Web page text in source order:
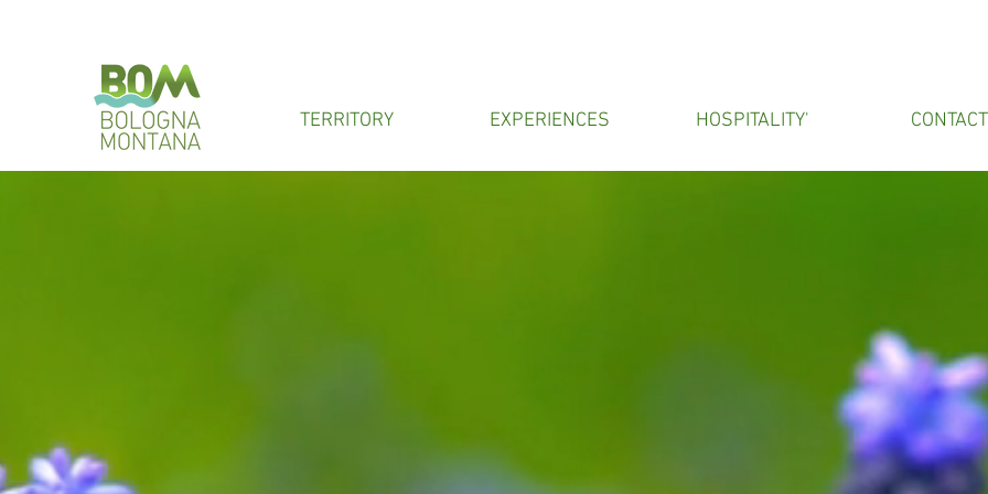
TERRITORY EXPERIENCES HOSPITALITY'